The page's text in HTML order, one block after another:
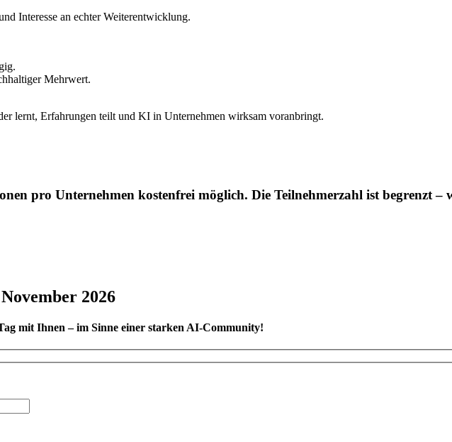
Interesse an echter Weiterentwicklung.
Mehrwert.
lernt, Erfahrungen teilt und KI in Unternehmen wirksam voranbringt.
pro Unternehmen kostenfrei möglich. Die Teilnehmerzahl ist begrenzt –
2026
mit Ihnen – im Sinne einer starken AI-Community!